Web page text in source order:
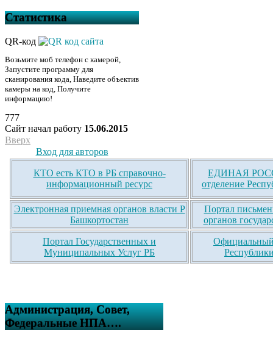
Статистика
QR-код
Возьмите моб телефон с камерой,
Запустите программу для
сканирования кода, Наведите объектив
камеры на код, Получите
информацию!
777
Сайт начал работу 15.06.2015
Вверх
Вход для авторов
КТО есть КТО в РБ справочно-
информационный ресурс
ЕДИНАЯ
отделение
Электронная приемная органов власти Р
Башкортостан
Портал
органов
Портал Государственных и
Муниципальных Услуг РБ
Официальный
Администрация, Совет,
Федеральные НПА….